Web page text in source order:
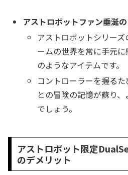
アストロボットファン垂涎の
アストロボットシリー
ームの世界を常に手元
のようなアイテムです。
コントローラーを握る
との冒険の記憶が蘇り
でしょう。
アストロボット限定
のデメリット